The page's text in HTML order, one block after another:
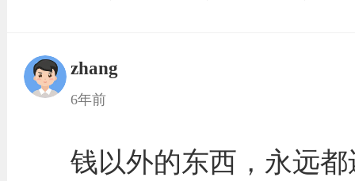
zhang
6年前
钱以外的东西，永远